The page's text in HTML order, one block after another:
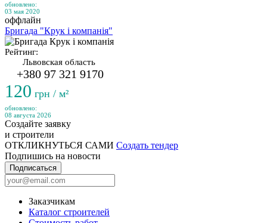
обновлено:
03 мая 2020
оффлайн
Бригада "Крук і компанія"
Рейтинг:
Львовская область
+380 97 321 9170
120 грн / м²
обновлено:
08 августа 2026
Создайте заявку
и строители
ОТКЛИКНУТЬСЯ САМИ Создать тендер
Подпишись на новости
Подписаться
Заказчикам
Каталог строителей